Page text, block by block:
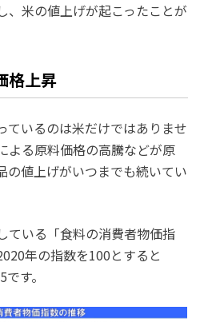
、米の値上げが起こったことが
格上昇
ているのは米だけではありませ
よる原料価格の高騰などが原
の値上げがいつまでも続いてい
ている「食料の消費者物価指
年の指数を100とすると
す。